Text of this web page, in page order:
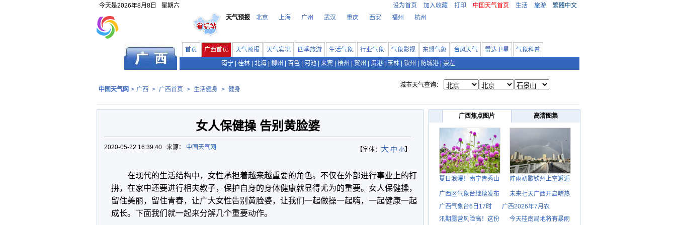
今天是2026年8月8日 星期六 设为首页 加入收藏 打印 中国天气首页 生活 旅游
繁體中文
天气预报
北京 上海 广州 武汉 重庆 西安 福州 杭州
首页 广西首页 天气预报 天气实况 四季旅游 生活气象 行业气象 气象影视 东盟气象 台风天气 雷达卫星
气象科普
南宁
桂林 北海 柳州 百色 河池 来宾 梧州 贺州 贵港 玉林 钦州 防城港 崇左
中国天气网 > 广西 > 广西首页 > 生活健身 > 健身
城市天气查询：
女人保健操 告别黄脸婆
【字体： 大 中 小】
2020-05-22 16:39:40 来源： 中国天气网
在现代的生活结构中，女性承担着越来越重要的角色。不仅在外部进行事业上的打
拼，在家中还要进行相夫教子，保护自身的身体健康就显得尤为的重要。女人保健操，
留住美丽，留住青春，让广大女性告别黄脸婆，让我们一起做操一起嗨，一起健康一起
成长。下面我们就一起来分解几个重要动作。
广西焦点图片 高清图集
夏日浪漫！南宁青秀山 阵雨初歇钦州上空邂逅
广西区气象台继续发布
未来七天广西开启晴热
广西气象台6日17时
广西2026年7月农
汛期露营风险高！这份
今天桂南局地将有暴雨